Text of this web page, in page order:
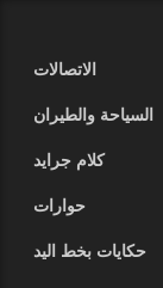
الاتصالات
السياحة والطيران
كلام جرايد
حوارات
حكايات بخط اليد